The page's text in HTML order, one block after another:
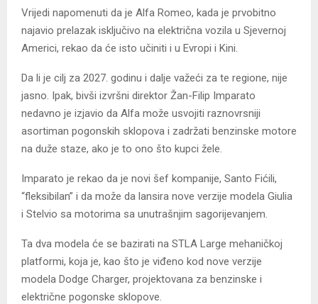
Vrijedi napomenuti da je Alfa Romeo, kada je prvobitno
najavio prelazak isključivo na električna vozila u Sjevernoj
Americi, rekao da će isto učiniti i u Evropi i Kini.
Da li je cilj za 2027. godinu i dalje važeći za te regione, nije
jasno. Ipak, bivši izvršni direktor Žan-Filip Imparato
nedavno je izjavio da Alfa može usvojiti raznovrsniji
asortiman pogonskih sklopova i zadržati benzinske motore
na duže staze, ako je to ono što kupci žele.
Imparato je rekao da je novi šef kompanije, Santo Fićili,
“fleksibilan” i da može da lansira nove verzije modela Giulia
i Stelvio sa motorima sa unutrašnjim sagorijevanjem.
Ta dva modela će se bazirati na STLA Large mehaničkoj
platformi, koja je, kao što je viđeno kod nove verzije
modela Dodge Charger, projektovana za benzinske i
električne pogonske sklopove.